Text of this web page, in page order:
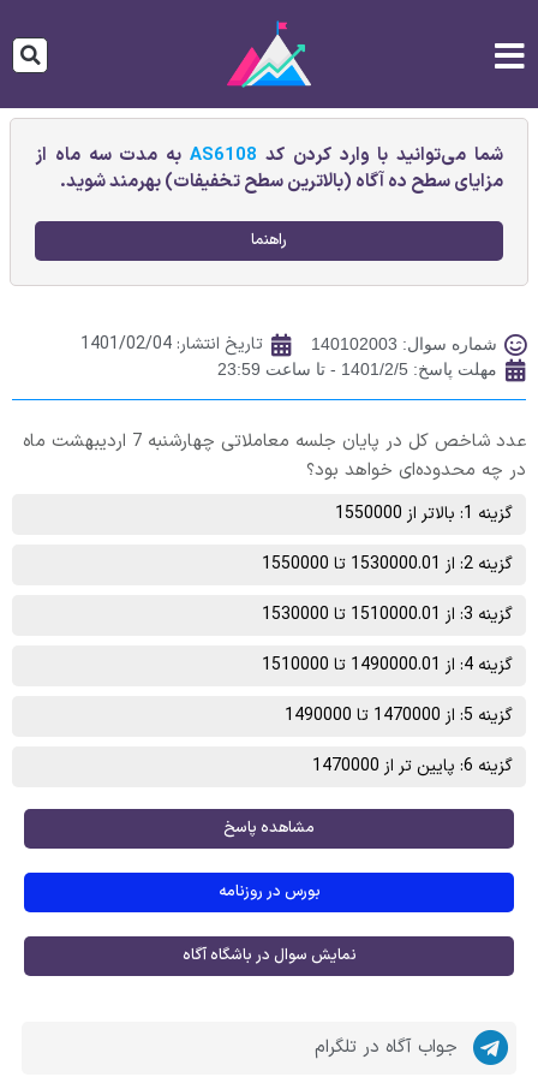
شما می‌توانید با وارد کردن کد AS6108به مدت سه ماه از
مزایای سطح ده آگاه (بالاترین سطح تخفیفات) بهرمند شوید.
راهنما
شماره سوال: 140102003 تاریخ انتشار: 1401/02/04
مهلت پاسخ: 1401/2/5 - تا ساعت 23:59
عدد شاخص کل در پایان جلسه معاملاتی چهارشنبه 7 اردیبهشت ماه
در چه محدوده‌ای خواهد بود؟
گزینه 1: بالاتر از 1550000
گزینه 2: از 1530000.01 تا 1550000
گزینه 3: از 1510000.01 تا 1530000
گزینه 4: از 1490000.01 تا 1510000
گزینه 5: از 1470000 تا 1490000
گزینه 6: پایین تر از 1470000
مشاهده پاسخ
بورس در روزنامه
نمایش سوال در باشگاه آگاه
جواب آگاه در تلگرام